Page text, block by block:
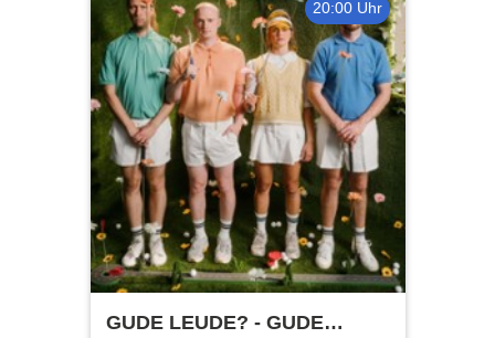
20:00 Uhr
GUDE LEUDE? - GUDE